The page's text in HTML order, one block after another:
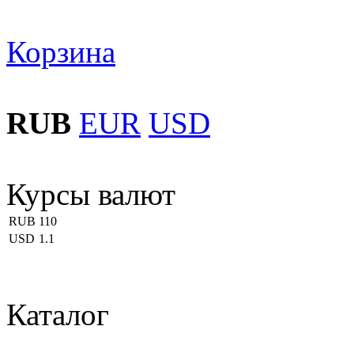
Корзина
RUB EUR USD
Курсы валют
RUB 110
USD 1.1
Каталог